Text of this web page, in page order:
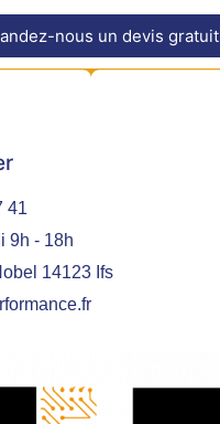
nous un devis gratuit
41
9h - 18h
14123 Ifs